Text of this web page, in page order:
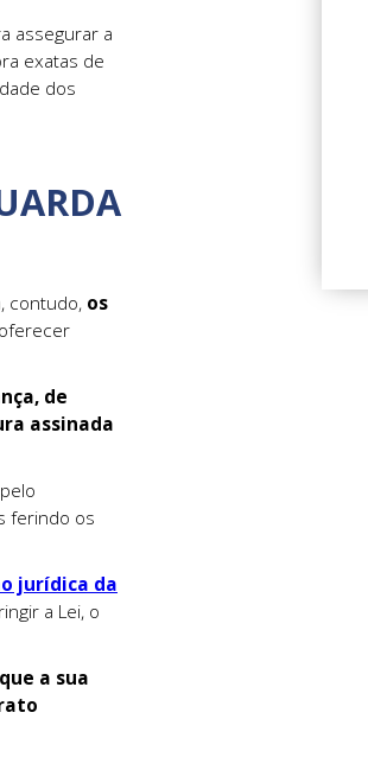
assegurar a
exatas de
dos
contudo, os
de
assinada
ferindo os
jurídica da
a Lei, o
a sua